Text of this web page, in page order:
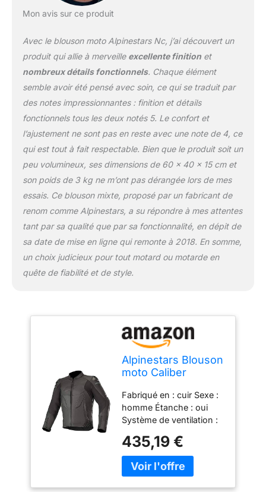
Mon avis sur ce produit
Avec le blouson moto Alpinestars Nc, j’ai découvert un
produit qui allie à merveille excellente finitionet
nombreux détails fonctionnels. Chaque élément
semble avoir été pensé avec soin, ce qui se traduit par
des notes impressionnantes : finition et détails
fonctionnels tous les deux notés 5. Le confort et
l’ajustement ne sont pas en reste avec une note de 4, ce
qui est tout à fait respectable. Bien que le produit soit un
peu volumineux, ses dimensions de 60 x 40 x 15 cm et
son poids de 3 kg ne m’ont pas dérangée lors de mes
essais. Ce blouson mixte, proposé par un fabricant de
renom comme Alpinestars, a su répondre à mes attentes
tant par sa qualité que par sa fonctionnalité, en dépit de
sa date de mise en ligne qui remonte à 2018. En somme,
un choix judicieux pour tout motard ou motarde en
quête de fiabilité et de style.
Alpinestars Blouson
moto Caliber
Noir, 58
Fabriqué en : cuir Sexe :
homme Étanche : oui
Système de ventilation :
oui
435,19 €